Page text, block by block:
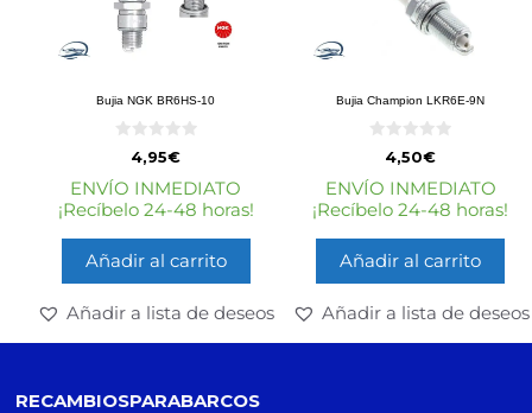
Bujia NGK BR6HS-10
e
5
4,95€
ENVÍO INMEDIATO
¡Recíbelo 24-48 horas!
Añadir al carrito
Añadir a lista de deseos
Bujia Champion LKR6E-9N
e
5
4,50€
ENVÍO INMEDIATO
¡Recíbelo 24-48 horas!
Añadir al carrito
Añadir a lista de deseos
RECAMBIOSPARABARCOS